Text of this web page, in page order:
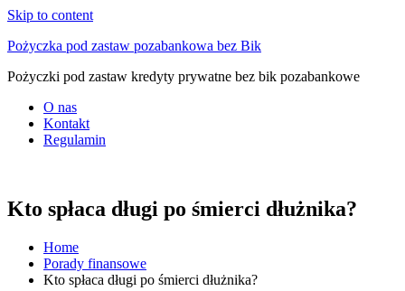
Skip to content
Pożyczka pod zastaw pozabankowa bez Bik
Pożyczki pod zastaw kredyty prywatne bez bik pozabankowe
O nas
Kontakt
Regulamin
Kto spłaca długi po śmierci dłużnika?
Home
Porady finansowe
Kto spłaca długi po śmierci dłużnika?